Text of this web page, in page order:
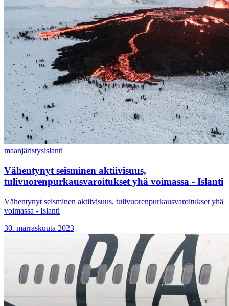
maanjäristysislanti
Vähentynyt seisminen aktiivisuus,
tulivuorenpurkausvaroitukset yhä voimassa - Islanti
Vähentynyt seisminen aktiivisuus, tulivuorenpurkausvaroitukset yhä
voimassa - Islanti
30. marraskuuta 2023